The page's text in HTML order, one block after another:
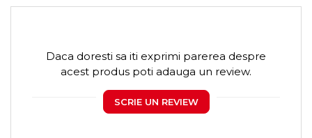
Daca doresti sa iti exprimi parerea despre
acest produs poti adauga un review.
SCRIE UN REVIEW